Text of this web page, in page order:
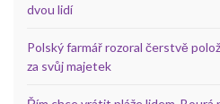
dvou lidí
Polský farmář rozoral čerstvě
za svůj majetek